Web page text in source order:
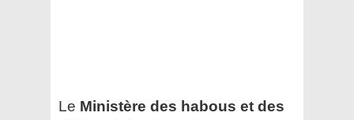
Le Ministère des habous et des